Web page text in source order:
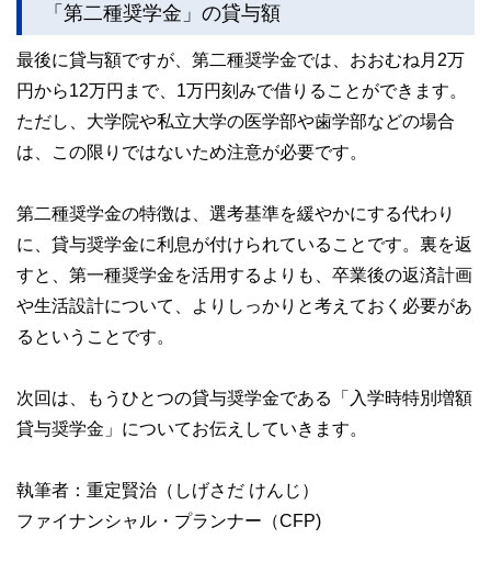
「第二種奨学金」の貸与額
最後に貸与額ですが、第二種奨学金では、おおむね月2万
円から12万円まで、1万円刻みで借りることができます。
ただし、大学院や私立大学の医学部や歯学部などの場合
は、この限りではないため注意が必要です。
第二種奨学金の特徴は、選考基準を緩やかにする代わり
に、貸与奨学金に利息が付けられていることです。裏を返
すと、第一種奨学金を活用するよりも、卒業後の返済計画
や生活設計について、よりしっかりと考えておく必要があ
るということです。
次回は、もうひとつの貸与奨学金である「入学時特別増額
貸与奨学金」についてお伝えしていきます。
執筆者：重定賢治（しげさだ けんじ）
ファイナンシャル・プランナー（CFP)